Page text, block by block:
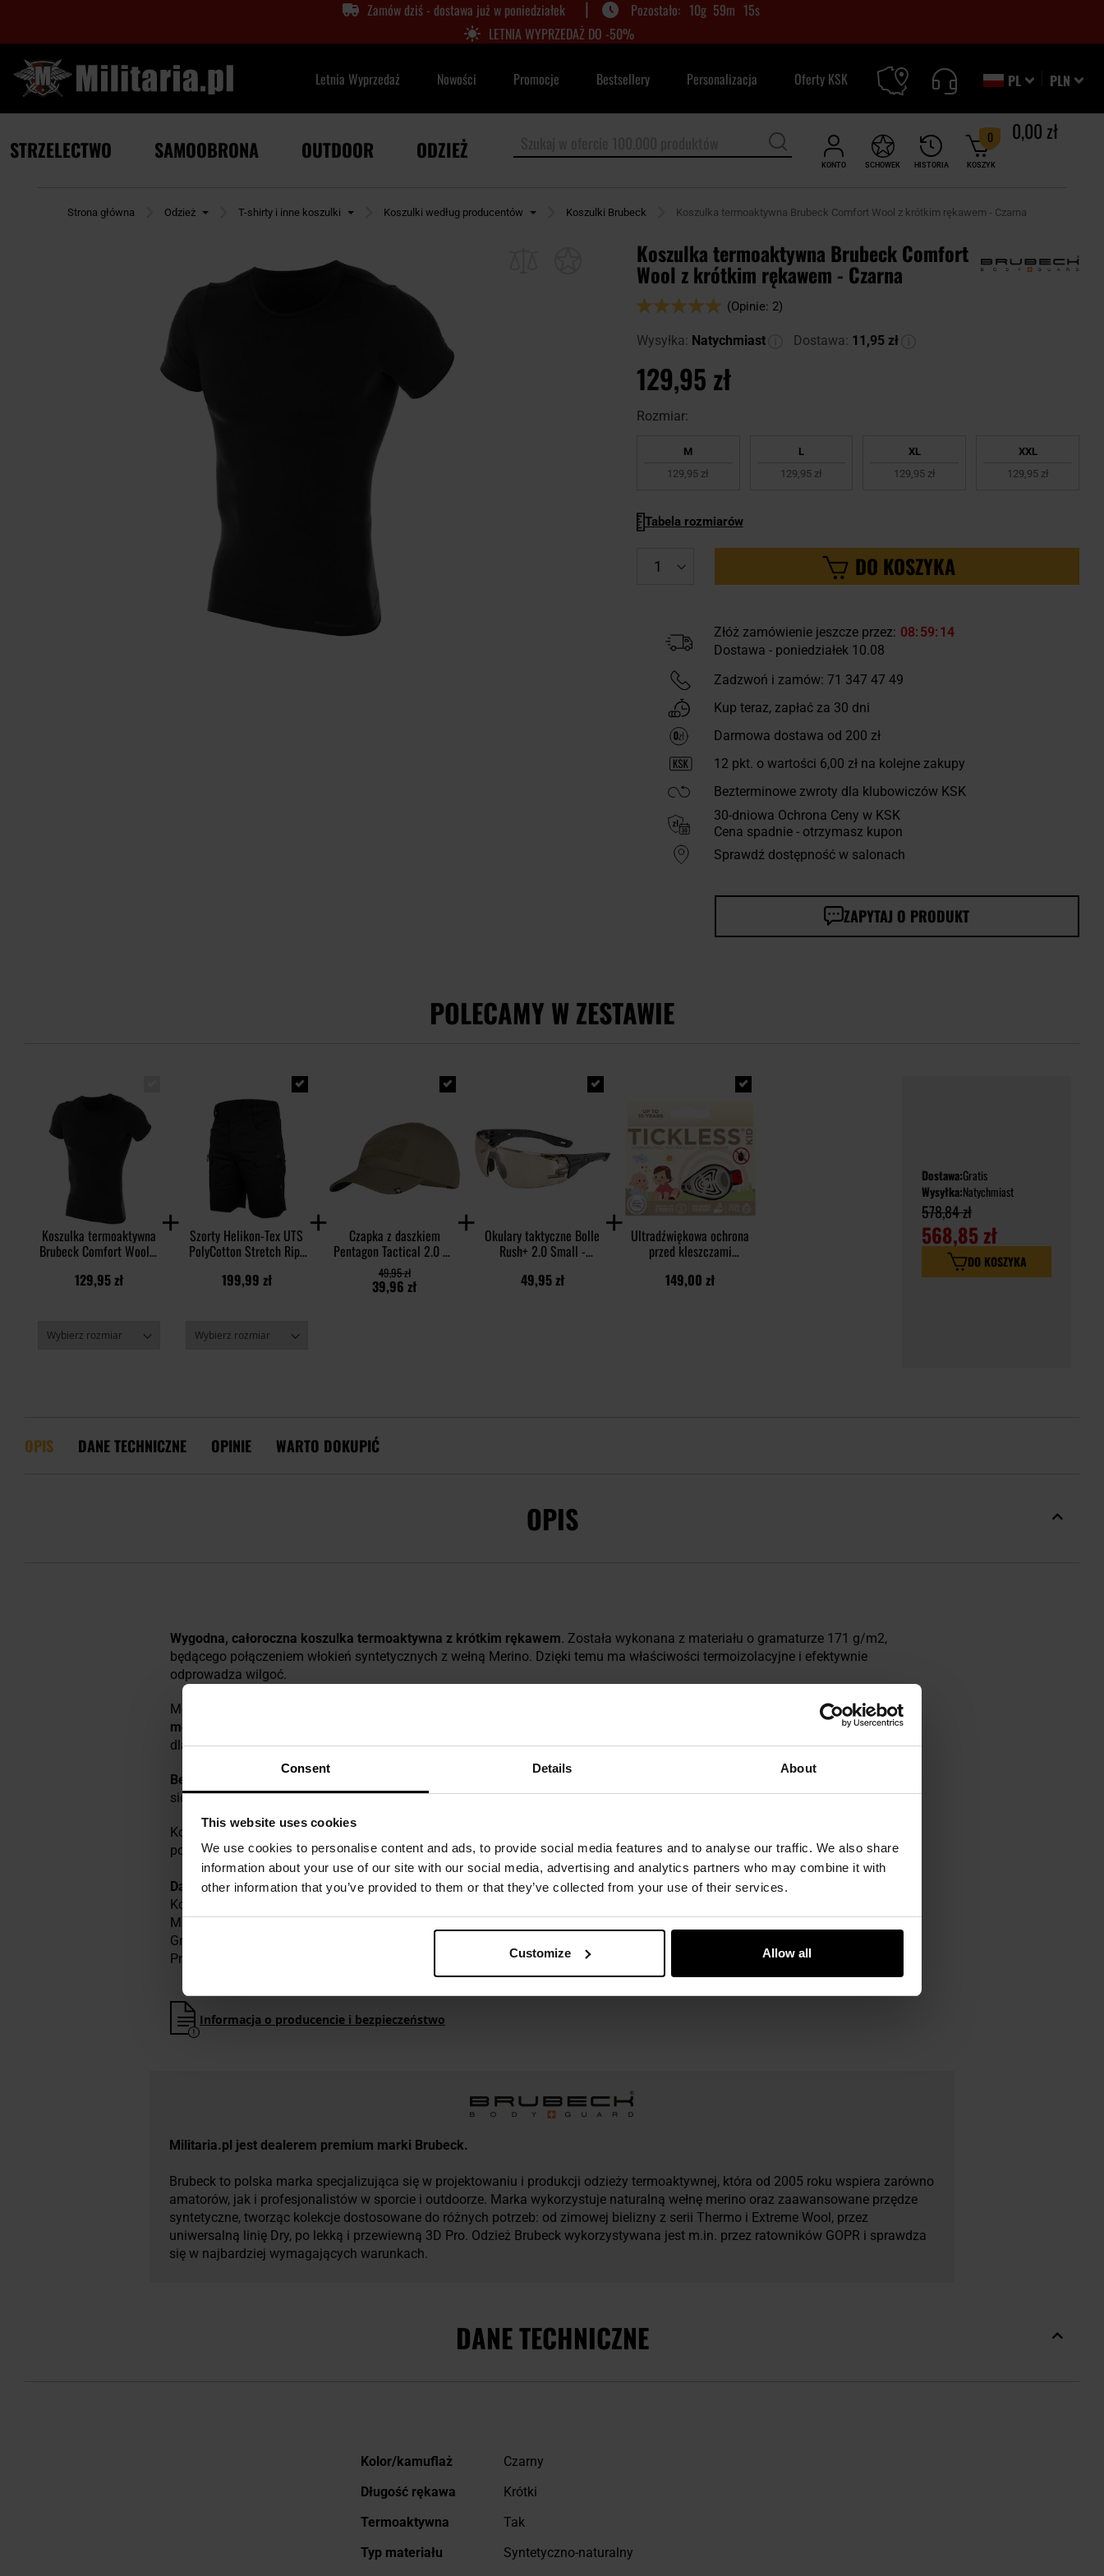
Consent Details About
This website uses cookies
We use cookies to personalise content and ads, to provide social media features and to analyse our traffic. We also share
information about your use of our site with our social media, advertising and analytics partners who may combine it with
other information that you’ve provided to them or that they’ve collected from your use of their services.
Customize Allow all
Zamów dziś - dostawa już w poniedziałek | 10g 59m 14s
LETNIA WYPRZEDAŻ DO -50%
PLN
PL
Letnia Wyprzedaż Nowości Promocje Bestsellery Personalizacja Oferty KSK
KONTO HISTORIA
SCHOWEK KOSZYK
0 0,00 zł
STRZELECTWO SAMOOBRONA OUTDOOR ODZIEŻ
Strona główna Odzież T-shirty i inne koszulki Koszulki według producentów Koszulki Brubeck Koszulka termoaktywna Brubeck Comfort Wool z krótkim rękawem - Czarna
Koszulka termoaktywna Brubeck Comfort
Wool z krótkim rękawem - Czarna
Ocena:
(Opinie: 2)
Wysyłka: Natychmiast Dostawa: 11,95 zł
129,95 zł
Rozmiar:
M
129,95 zł
L
129,95 zł
XL
129,95 zł
XXL
129,95 zł
Tabela rozmiarów
DO KOSZYKA
Złóż zamówienie jeszcze przez: 08 59 13
Dostawa - poniedziałek 10.08
Zadzwoń i zamów: 71 347 47 49
Kup teraz, zapłać za 30 dni
Darmowa dostawa od 200 zł
12pkt. o wartości 6,00 złna kolejne zakupy
Bezterminowe zwroty dla klubowiczów KSK
30-dniowa Ochrona Ceny w KSK
Cena spadnie - otrzymasz kupon
Sprawdź dostępność w salonach
ZAPYTAJ O PRODUKT
POLECAMY W ZESTAWIE
Koszulka termoaktywna
Brubeck Comfort Wool z
Czarna
129,95 zł
Szorty Helikon-Tex UTS
PolyCotton Stretch Rip-
199,99 zł
Czapka z daszkiem
Pentagon Tactical 2.0 BB
Rip-Stop Cap - Coyote
39,96 zł
49,95 zł
Okulary taktyczne Bolle
Rush+ 2.0 Small -
49,95 zł
Ultradźwiękowa ochrona
przed kleszczami
- Beige
149,00 zł
Dostawa:Gratis
Wysyłka:Natychmiast
578,84 zł
568,85 zł
DO KOSZYKA
OPIS DANE TECHNICZNE OPINIE WARTO DOKUPIĆ
OPIS
Wygodna, całoroczna koszulka termoaktywna z krótkim rękawem. Została wykonana z materiału o gramaturze 171 g/m2,
będącego połączeniem włokień syntetycznych z wełną Merino. Dzięki temu ma właściwości termoizolacyjne i efektywnie
odprowadza wilgoć.
Model Comfort Wool pozwala utrzymać optymalną temperaturę, zapobiegając zarówno wyziębieniu, jak i przegrzaniu.Wełna
merynosów
ma gęste runo złożone z cienkich włókień, dzięki czemu działa jak izolator. Jest miękka, delikatna w dotyku i łagodna
dla skóry.
Bezszwowa konstrukcja
się do kształtu ciała, dając dużą swobodę ruchu.
Koszulka sprawdzi się na co dzień jako pierwsza warstwa odzieży, podczas intensywnego treningu lub aktywności na świeżym
powietrzu - również zimą.
Dane techniczne
Kolor: Czarny
Materiał: 57% poliamid, 41% wełna Merino, 2% elastan
Gramatura: 171 g/m2
Producent:
Informacja o producencie i bezpieczeństwo
Militaria.pl jest dealerem premium marki Brubeck.
Brubeck to polska marka specjalizująca się w projektowaniu i produkcji odzieży termoaktywnej, która od 2005 roku wspiera zarówno
amatorów, jak i profesjonalistów w sporcie i outdoorze. Marka wykorzystuje naturalną wełnę merino oraz zaawansowane przędze
syntetyczne, tworząc kolekcje dostosowane do różnych potrzeb: od zimowej bielizny z serii Thermo i Extreme Wool, przez
uniwersalną linię Dry, po lekką i przewiewną 3D Pro. Odzież Brubeck wykorzystywana jest m.in. przez ratowników GOPR i sprawdza
się w najbardziej wymagających warunkach.
DANE TECHNICZNE
Więcej
Kolor/kamuflaż
Czarny
Długość rękawa
Krótki
Termoaktywna
Tak
Typ materiału
Syntetyczno-naturalny